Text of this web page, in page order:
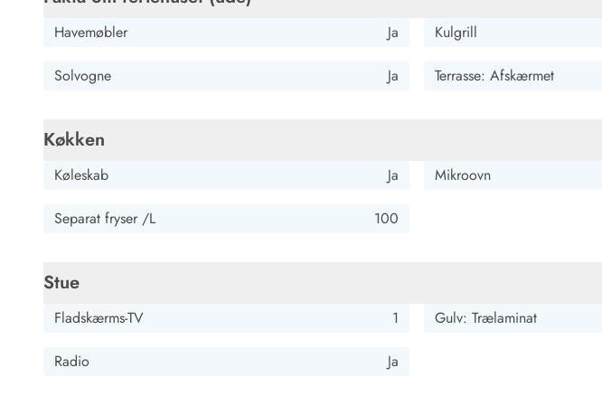
Havemøbler Ja Kulgrill
Solvogne Ja Terrasse: Afskærmet
Køkken
Køleskab Ja Mikroovn
Separat fryser /L 100
Stue
Fladskærms-TV 1 Gulv: Trælaminat
Radio Ja